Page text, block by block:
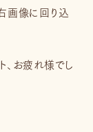
画像に回り込
、お疲れ様でし